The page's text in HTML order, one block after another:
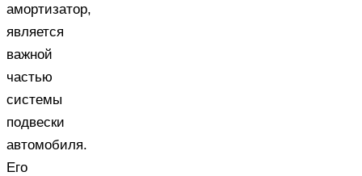
амортизатор,
является
важной
частью
системы
подвески
автомобиля.
Его